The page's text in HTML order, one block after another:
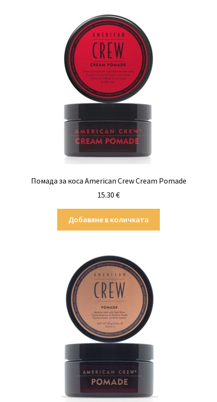
Помада за коса American Crew Cream Pomade
15.30 €
Добавяне в количката